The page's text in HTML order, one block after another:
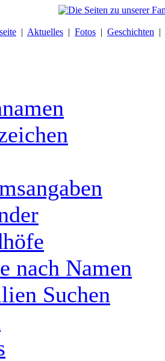
| Aktuelles | Fotos | Geschichten |
nach Namen
Suchen